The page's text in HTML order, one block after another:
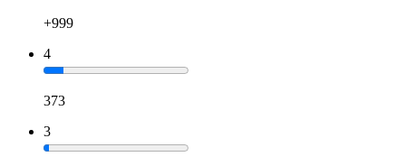
+999
4
373
3